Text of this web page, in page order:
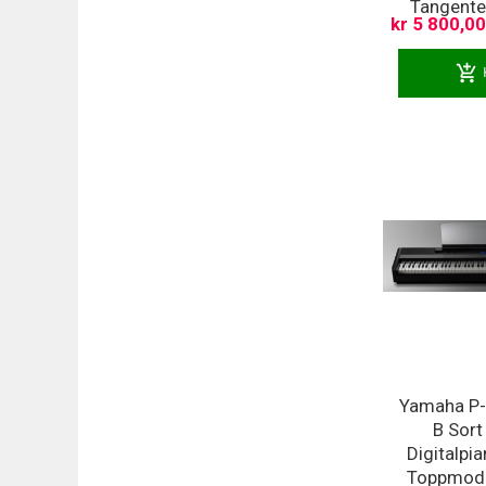
kr 5 800,00
add_shopping_cart
Yamaha
B Sort